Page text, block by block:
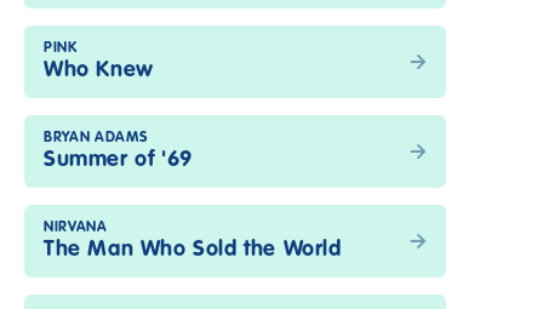
PINK
Who Knew
BRYAN ADAMS
Summer of '69
NIRVANA
The Man Who Sold the World